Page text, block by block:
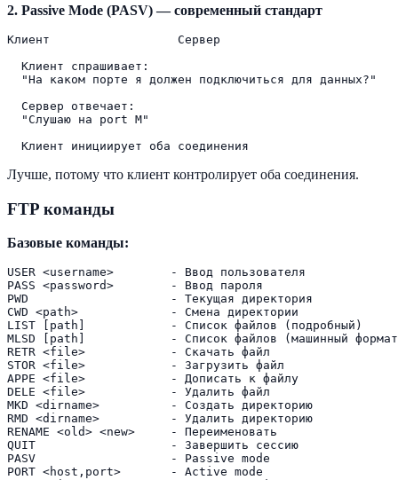
2. Passive Mode (PASV) — современный стандарт
Клиент                  Сервер
  Клиент спрашивает:
  "На каком порте я должен подключиться для данных?"
  Сервер отвечает:
  "Слушаю на port M"
Лучше, потому что клиент контролирует оба соединения.
FTP команды
Базовые команды:
USER <username>        - Ввод пользователя
PASS <password>        - Ввод пароля
PWD                    - Текущая директория
CWD <path>             - Смена директории
LIST [path]            - Список файлов (подробный)
MLSD [path]            - Список файлов (машинный
RETR <file>            - Скачать файл
STOR <file>            - Загрузить файл
APPE <file>            - Дописать к файлу
DELE <file>            - Удалить файл
MKD <dirname>          - Создать директорию
RMD <dirname>          - Удалить директорию
RENAME <old> <new>     - Переименовать
QUIT                   - Завершить сессию
PASV                   - Passive mode
PORT <host,port>       - Active mode